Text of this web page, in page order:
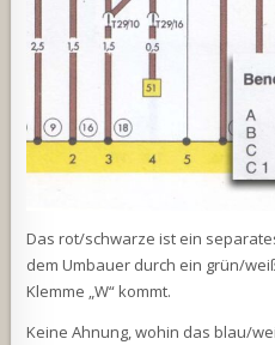
Das rot/schwarze ist ein
dem Umbauer durch ein grün/
Klemme „W“ kommt.
Keine Ahnung, wohin das blau/